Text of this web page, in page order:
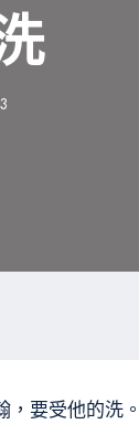
要受他的